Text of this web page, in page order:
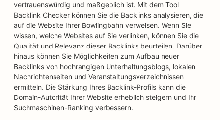
vertrauenswürdig und maßgeblich ist. Mit dem Tool
Backlink Checker können Sie die Backlinks analysieren, die
auf die Website Ihrer Bowlingbahn verweisen. Wenn Sie
wissen, welche Websites auf Sie verlinken, können Sie die
Qualität und Relevanz dieser Backlinks beurteilen. Darüber
hinaus können Sie Möglichkeiten zum Aufbau neuer
Backlinks von hochrangigen Unterhaltungsblogs, lokalen
Nachrichtenseiten und Veranstaltungsverzeichnissen
ermitteln. Die Stärkung Ihres Backlink-Profils kann die
Domain-Autorität Ihrer Website erheblich steigern und Ihr
Suchmaschinen-Ranking verbessern.